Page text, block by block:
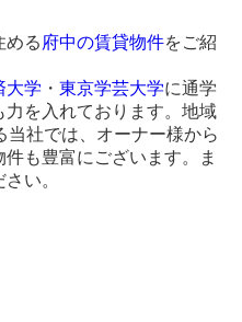
める 府中の賃貸物件をご紹
大学 ・ 東京学芸大学に通学
を入れております。地域
当社では、オーナー様から
も豊富にございます。ま
い。